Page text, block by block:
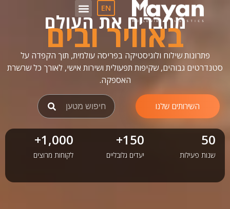
EN
מחברים את העולם
באוויר ובים
פתרונות שילוח ולוגיסטיקה בפריסה עולמית, תוך הקפדה על
סטנדרטים גבוהים, שקיפות תפעולית ושירות אישי, לאורך כל שרשרת
האספקה.
השירותים שלנו
שנות פעילות
50
יעדים גלובליים
150
+
לקוחות מרוצים
1,000
+